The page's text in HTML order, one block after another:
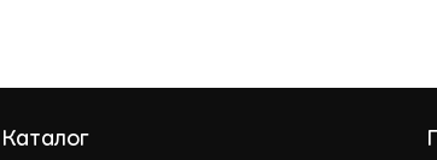
Каталог